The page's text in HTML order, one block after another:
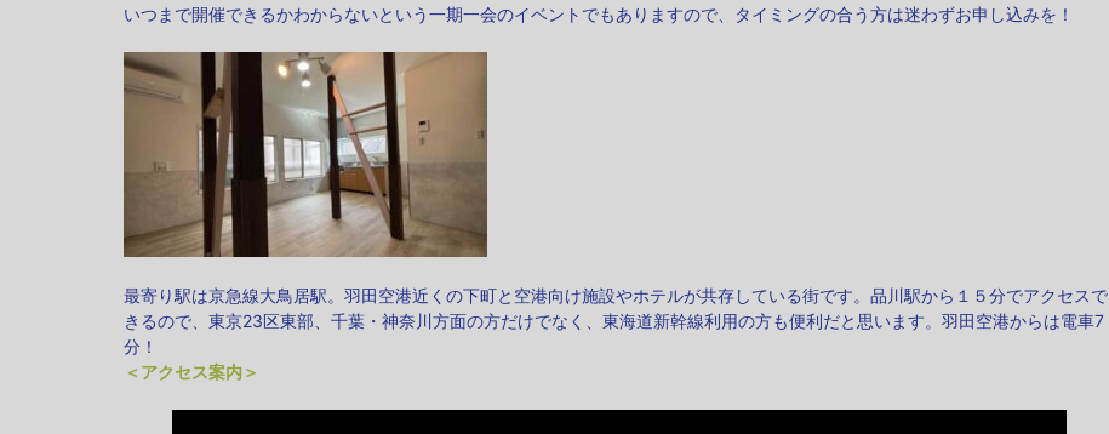
いつまで開催できるかわからないという一期一会のイベントでもありますので、タイミングの合う方は迷わずお申し込みを！
最寄り駅は京急線大鳥居駅。羽田空港近くの下町と空港向け施設やホテルが共存している街です。品川駅から１５分でアクセスで
きるので、東京23区東部、千葉・神奈川方面の方だけでなく、東海道新幹線利用の方も便利だと思います。羽田空港からは電車7
分！
＜アクセス案内＞